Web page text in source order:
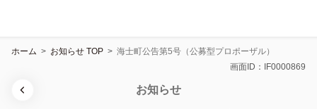
ホーム > お知らせ TOP > 海士町公告第5号（公募型プロポーザル）
画面ID：IF0000869
お知らせ